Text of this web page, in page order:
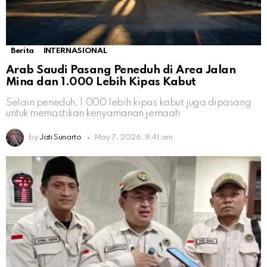
Berita INTERNASIONAL
Arab Saudi Pasang Peneduh di Area Jalan
Mina dan 1.000 Lebih Kipas Kabut
Selain peneduh, 1.000 lebih kipas kabut juga dipasang
untuk memastikan kenyamanan jemaah
by Jati Sunarto May 7, 2026, 9:41 am